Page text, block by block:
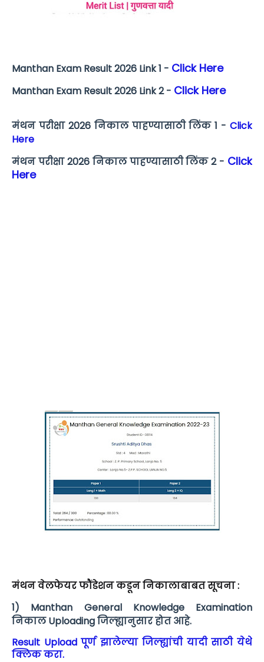
Manthan Exam Result 2026 Link 1 - Click Here
Manthan Exam Result 2026 Link 2 - Click Here
मंथन परीक्षा 2026 निकाल पाहण्यासाठी लिंक 1 - Click
Here
मंथन परीक्षा 2026 निकाल पाहण्यासाठी लिंक 2 - Click
Here
मंथन वेलफेयर फौंडेशन कडून निकालाबाबत सूचना :
1) Manthan General Knowledge Examination
निकाल Uploading जिल्ह्यानुसार होत आहे.
Result Upload पूर्ण झालेल्या जिल्ह्यांची यादी साठी येथे
क्लिक करा.